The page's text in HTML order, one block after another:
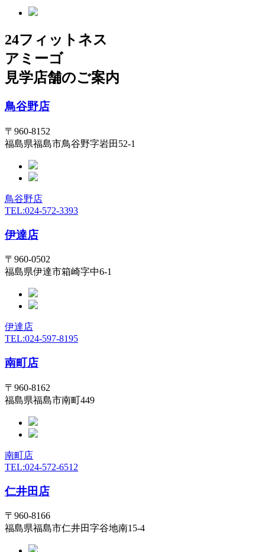
24フィットネス
アミーゴ
見学店舗のご案内
鳥谷野店
〒960-8152
福島県福島市鳥谷野字岩田52-1
鳥谷野店
TEL:024-572-3393
伊達店
〒960-0502
福島県伊達市箱崎字中6-1
伊達店
TEL:024-597-8195
南町店
〒960-8162
福島県福島市南町449
南町店
TEL:024-572-6512
仁井田店
〒960-8166
福島県福島市仁井田字谷地南15-4